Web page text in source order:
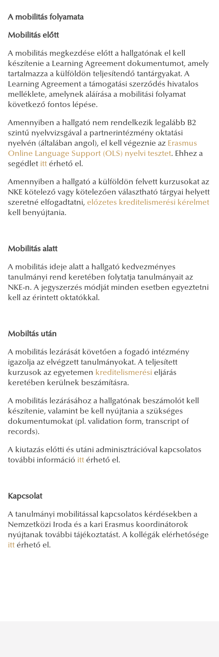
A mobilitás folyamata
Mobilitás előtt
A mobilitás megkezdése előtt a hallgatónak el kell
készítenie a Learning Agreement dokumentumot, amely
tartalmazza a külföldön teljesítendő tantárgyakat. A
Learning Agreement a támogatási szerződés hivatalos
melléklete, amelynek aláírása a mobilitási folyamat
következő fontos lépése.
Amennyiben a hallgató nem rendelkezik legalább B2
szintű nyelvvizsgával a partnerintézmény oktatási
nyelvén (általában angol), el kell végeznie az Erasmus
Online Language Support (OLS) nyelvi tesztet. Ehhez a
segédlet itt érhető el.
Amennyiben a hallgató a külföldön felvett kurzusokat az
NKE kötelező vagy kötelezően választható tárgyai helyett
szeretné elfogadtatni, előzetes kreditelismerési kérelmet
kell benyújtania.
Mobilitás alatt
A mobilitás ideje alatt a hallgató kedvezményes
tanulmányi rend keretében folytatja tanulmányait az
NKE-n. A jegyszerzés módját minden esetben egyeztetni
kell az érintett oktatókkal.
Mobiltás után
A mobilitás lezárását követően a fogadó intézmény
igazolja az elvégzett tanulmányokat. A teljesített
kurzusok az egyetemen kreditelismerési eljárás
keretében kerülnek beszámításra.
A mobilitás lezárásához a hallgatónak beszámolót kell
készítenie, valamint be kell nyújtania a szükséges
dokumentumokat (pl. validation form, transcript of
records).
A kiutazás előtti és utáni adminisztrációval kapcsolatos
további információ itt érhető el.
Kapcsolat
A tanulmányi mobilitással kapcsolatos kérdésekben a
Nemzetközi Iroda és a kari Erasmus koordinátorok
nyújtanak további tájékoztatást. A kollégák elérhetősége
itt érhető el.